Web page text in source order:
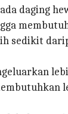
daging
sedikit